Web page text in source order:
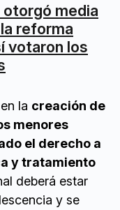
otorgó media
reforma
votaron los
la creación de
menores
el derecho a
y tratamiento
deberá estar
y se